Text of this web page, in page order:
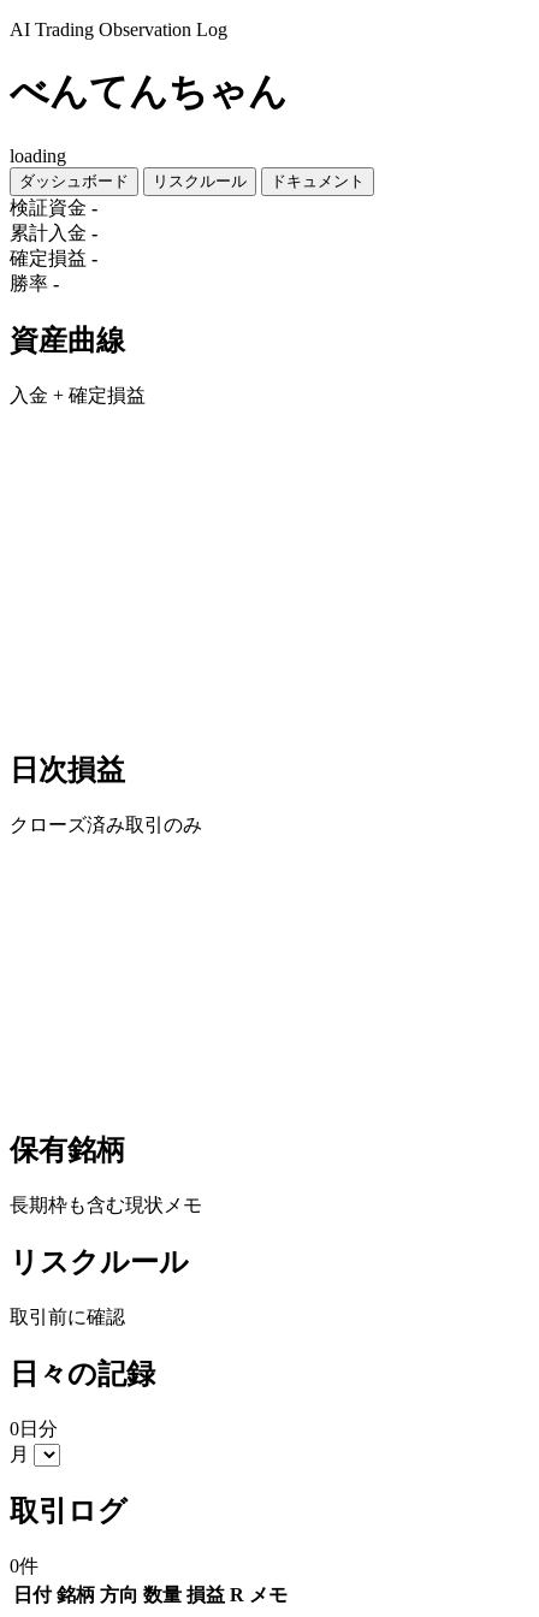
AI Trading Observation Log
べんてんちゃん
loading
ダッシュボード リスクルール ドキュメント
検証資金 -
累計入金 -
確定損益 -
勝率 -
資産曲線
入金 + 確定損益
日次損益
クローズ済み取引のみ
保有銘柄
長期枠も含む現状メモ
リスクルール
取引前に確認
日々の記録
0日分
月
取引ログ
0件
日付 銘柄 方向 数量 損益 R メモ